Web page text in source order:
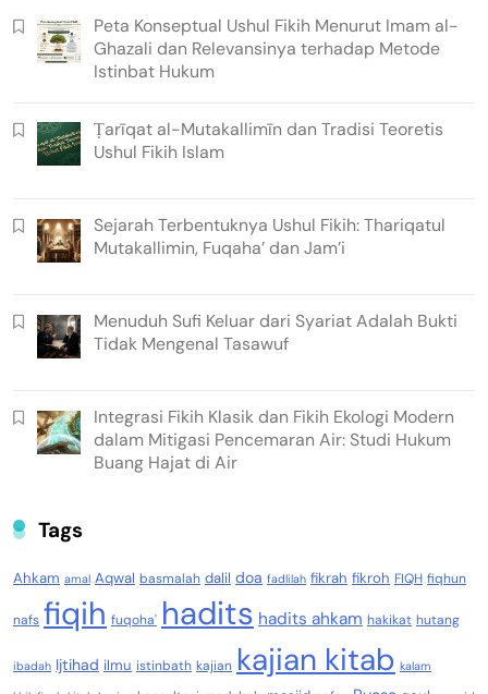
Peta Konseptual Ushul Fikih Menurut Imam al-
Ghazali dan Relevansinya terhadap Metode
Istinbat Hukum
Ṭarīqat al-Mutakallimīn dan Tradisi Teoretis
Ushul Fikih Islam
Sejarah Terbentuknya Ushul Fikih: Thariqatul
Mutakallimin, Fuqaha’ dan Jam’i
Menuduh Sufi Keluar dari Syariat Adalah Bukti
Tidak Mengenal Tasawuf
Integrasi Fikih Klasik dan Fikih Ekologi Modern
dalam Mitigasi Pencemaran Air: Studi Hukum
Buang Hajat di Air
Tags
Ahkam amal Aqwal basmalah dalil doa fadlilah fikrah fikroh FIQH fiqhun
nafs fiqih fuqoha' hadits hadits ahkam hakikat hutang
ibadah Ijtihad ilmu istinbath kajian kajian kitab kalam